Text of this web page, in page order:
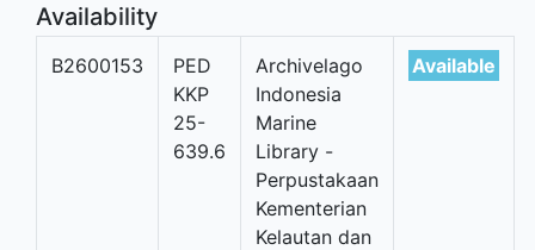
Availability
B2600153
PED
KKP
25-
639.6
Archivelago
Indonesia
Marine
Library -
Perpustakaan
Kementerian
Kelautan dan
Available